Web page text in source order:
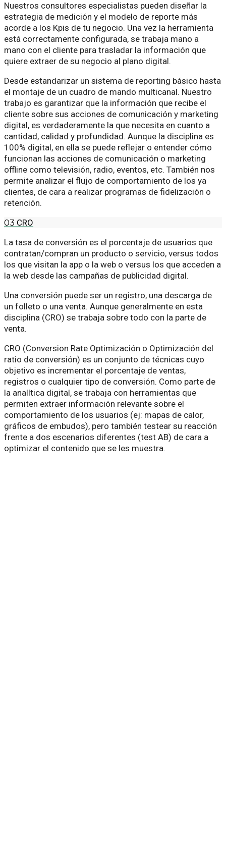
Nuestros consultores especialistas pueden diseñar la
estrategia de medición y el modelo de reporte más
acorde a los Kpis de tu negocio. Una vez la herramienta
está correctamente configurada, se trabaja mano a
mano con el cliente para trasladar la información que
quiere extraer de su negocio al plano digital.
Desde estandarizar un sistema de reporting básico hasta
el montaje de un cuadro de mando multicanal. Nuestro
trabajo es garantizar que la información que recibe el
cliente sobre sus acciones de comunicación y marketing
digital, es verdaderamente la que necesita en cuanto a
cantidad, calidad y profundidad. Aunque la disciplina es
100% digital, en ella se puede reflejar o entender cómo
funcionan las acciones de comunicación o marketing
offline como televisión, radio, eventos, etc. También nos
permite analizar el flujo de comportamiento de los ya
clientes, de cara a realizar programas de fidelización o
retención.
03 CRO
La tasa de conversión es el porcentaje de usuarios que
contratan/compran un producto o servicio, versus todos
los que visitan la app o la web o versus los que acceden a
la web desde las campañas de publicidad digital.
Una conversión puede ser un registro, una descarga de
un folleto o una venta. Aunque generalmente en esta
disciplina (CRO) se trabaja sobre todo con la parte de
venta.
CRO (Conversion Rate Optimización o Optimización del
ratio de conversión) es un conjunto de técnicas cuyo
objetivo es incrementar el porcentaje de ventas,
registros o cualquier tipo de conversión. Como parte de
la analítica digital, se trabaja con herramientas que
permiten extraer información relevante sobre el
comportamiento de los usuarios (ej: mapas de calor,
gráficos de embudos), pero también testear su reacción
frente a dos escenarios diferentes (test AB) de cara a
optimizar el contenido que se les muestra.